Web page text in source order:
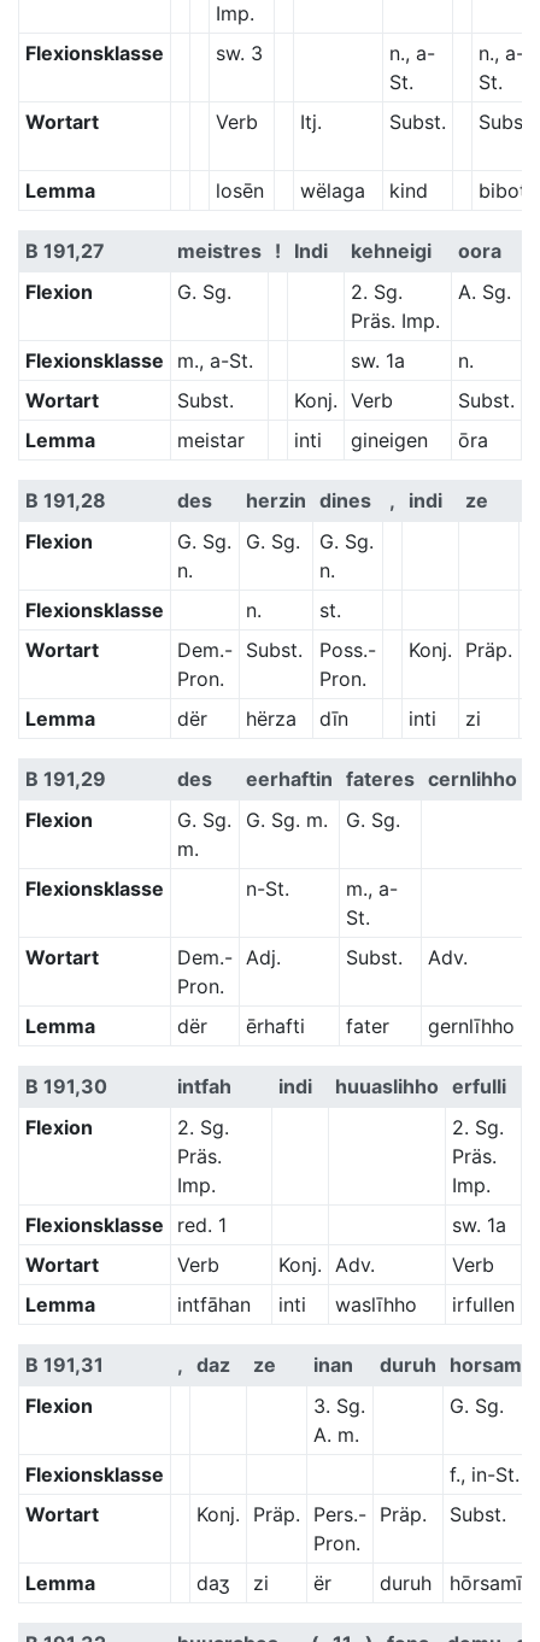
Imp.
Flexionsklasse sw. 3
n., a-
St.
n., a-
St.
Wortart
Verb Itj. Subst. Subst.
Lemma losēn wëlaga kind bibot
B 191,27 meistres ! Indi kehneigi
oora
Flexion
G. Sg.
2. Sg.
Präs. Imp.
A. Sg.
Flexionsklasse m., a-St. sw. 1a
n.
Wortart
Subst. Konj. Verb
Subst.
Lemma
meistar inti gineigen ōra
B 191,28 des herzin dines , indi ze
Flexion
G. Sg.
n.
G. Sg.
G. Sg.
n.
Flexionsklasse n. st.
Wortart
Dem.-
Pron.
Subst.
Poss.-
Pron.
Konj. Präp.
Lemma dër hërza dīn inti zi
B 191,29 des eerhaftin fateres cernlihho
Flexion
G. Sg.
m.
G. Sg. m. G. Sg.
Flexionsklasse n-St.
m., a-
St.
Wortart
Dem.-
Pron.
Adj. Subst. Adv.
Lemma dër ērhafti fater gernlīhho
B 191,30 intfah indi huuaslihho erfulli
Flexion
2. Sg.
Präs.
Imp.
2. Sg.
Präs.
Imp.
Flexionsklasse
red. 1
sw. 1a
Wortart
Verb Konj. Adv.
Verb
Lemma
intfāhan inti waslīhho irfullen
B 191,31 , daz ze inan duruh
horsamii
Flexion
3. Sg.
A. m.
G. Sg.
Flexionsklasse
f., in-St.
Wortart
Konj. Präp.
Pers.-
Pron.
Präp. Subst.
Lemma daʒ zi ër duruh hōrsamī